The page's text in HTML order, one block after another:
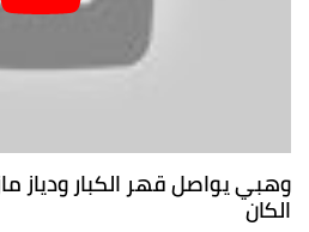
وهبي يواصل قهر الكبار ودياز
الكان